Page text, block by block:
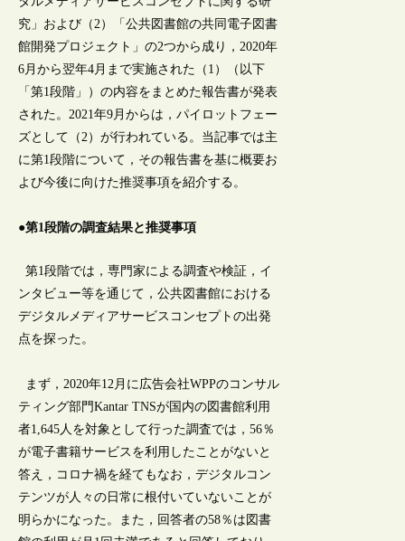
究」および（2）「公共図書館の共同電子図書
館開発プロジェクト」の2つから成り，2020年
6月から翌年4月まで実施された（1）（以下
「第1段階」）の内容をまとめた報告書が発表
された。2021年9月からは，パイロットフェー
ズとして（2）が行われている。当記事では主
に第1段階について，その報告書を基に概要お
よび今後に向けた推奨事項を紹介する。
●第1段階の調査結果と推奨事項
第1段階では，専門家による調査や検証，イ
ンタビュー等を通じて，公共図書館における
デジタルメディアサービスコンセプトの出発
点を探った。
まず，2020年12月に広告会社WPPのコンサル
ティング部門Kantar TNSが国内の図書館利用
者1,645人を対象として行った調査では，56％
が電子書籍サービスを利用したことがないと
答え，コロナ禍を経てもなお，デジタルコン
テンツが人々の日常に根付いていないことが
明らかになった。また，回答者の58％は図書